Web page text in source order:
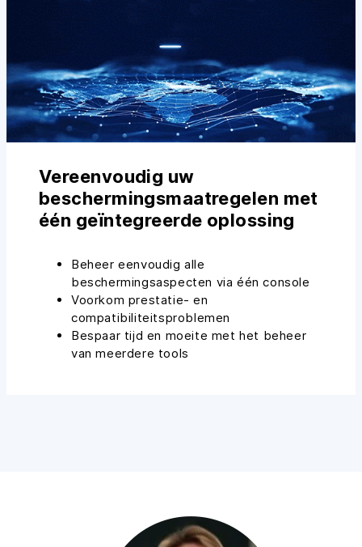
Vereenvoudig uw
beschermingsmaatregelen met
één geïntegreerde oplossing
Beheer eenvoudig alle
beschermingsaspecten via één console
Voorkom prestatie- en
compatibiliteitsproblemen
Bespaar tijd en moeite met het beheer
van meerdere tools